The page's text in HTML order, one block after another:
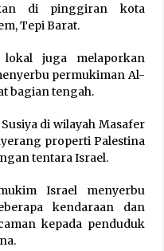
Militer’’ AS ke
Arab Saudi
Haji Tegaskan
Services kepada Jemaah
Tahap III Ditutup,
Persimpangan: antara
Quo atau Perubahan
di pinggiran kota
Tepi Barat.
lokal juga melaporkan
permukiman Al-
bagian tengah.
di wilayah Masafer
properti Palestina
tentara Israel.
Israel menyerbu
kendaraan dan
kepada penduduk